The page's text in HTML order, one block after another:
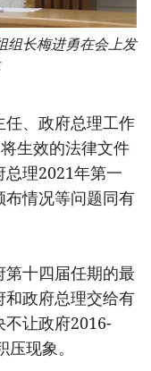
组长梅进勇在会上发
、政府总理工作
生效的法律文件
理2021年第一
情况等问题同有
十四届任期的最
和政府总理交给有
不让政府2016-
现象。